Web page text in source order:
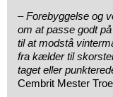
–Forebyggelse og
om at passe godt
til at modstå
fra kælder til
taget eller
Cembrit Mester